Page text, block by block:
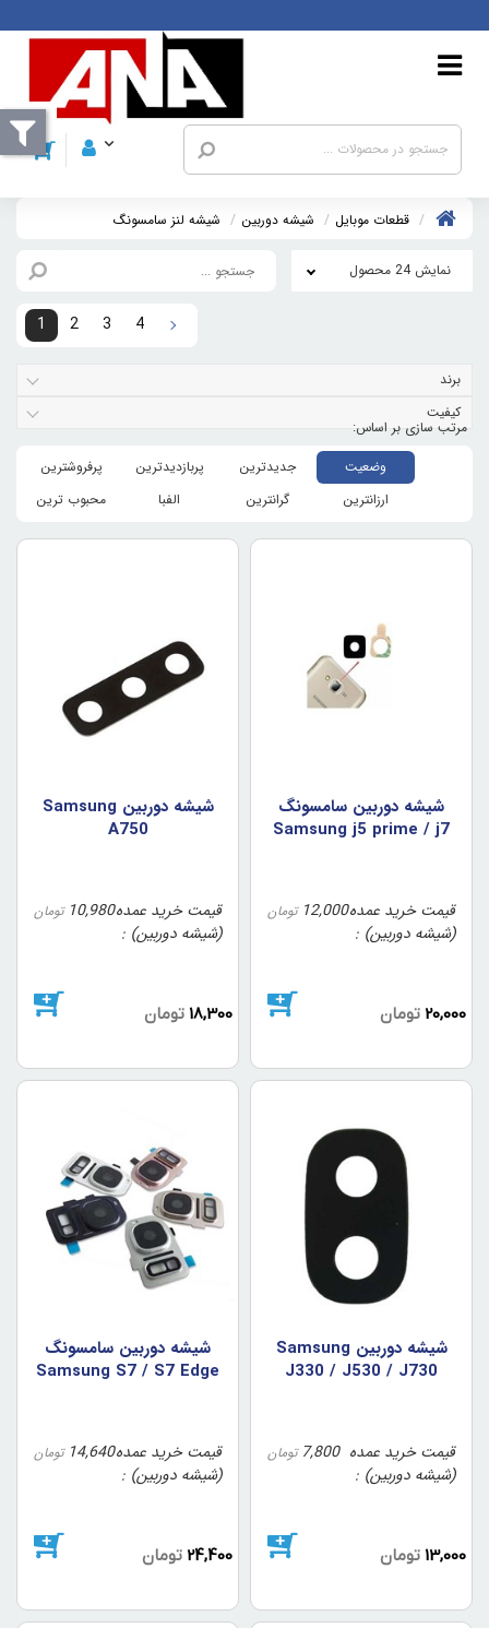
قطعات موبايل شیشه دوربین شيشه لنز سامسونگ
نمایش 24 محصول
1 2 3 4
برند
کیفیت
وضعیت جدیدترین پربازدیدترین
پرفروشترین
ارزانترین
گرانترین الفبا محبوب ترین
شيشه دوربين سامسونگ
Samsung j5 prime / j7
قیمت خرید عمده
(شیشه دوربین)
12,000 تومان
20,000 تومان
شيشه دوربين Samsung
A750
قیمت خرید عمده
(شیشه دوربین)
10,980 تومان
18,300 تومان
شيشه دوربين Samsung
J330 / J530 / J730
قیمت خرید عمده
(شیشه دوربین)
7,800 تومان
13,000 تومان
شيشه دوربين سامسونگ
Samsung S7 / S7 Edge
قیمت خرید عمده
(شیشه دوربین)
14,640 تومان
24,400 تومان